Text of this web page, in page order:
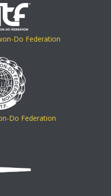
Do Federation
Do Federation